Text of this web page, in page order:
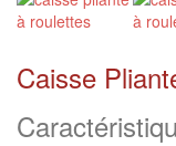
Caisse